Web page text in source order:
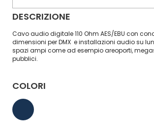
DESCRIZIONE
Cavo audio digitale 110 Ohm AES/EBU con
dimensioni per DMX e installazioni audio su
spazi ampi come ad esempio areoporti,
pubblici.
COLORI